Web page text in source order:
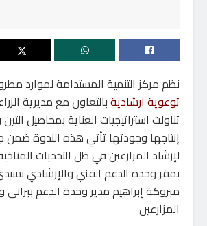
نظم مركز التنمية المستدامة لموارد
توعوية ارشاديةبالتعاون مع مديرية
تناولت استراتيجيات العناية بمحاصيل
إنتاجها وجودتها تأتي هذه الندوة ضمن
لإرشاد المزارعين في ظل التحديات
بمقر وحدة الدعم الفني والإرشادي
مبروكة إبراهيم مدير وحدة الدعم
المزارعين